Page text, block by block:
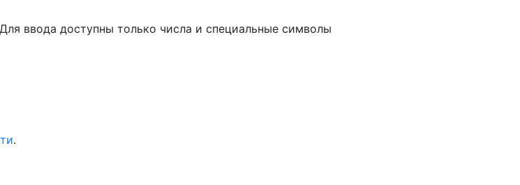
ввода доступны только числа и специальные символы
.